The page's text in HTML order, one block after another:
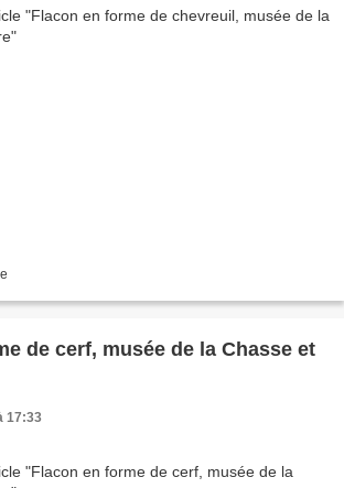
de cerf, musée de la Chasse et
17:33